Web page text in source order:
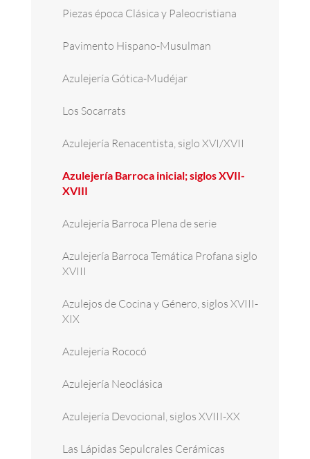
Piezas época Clásica y Paleocristiana
Pavimento Hispano-Musulman
Azulejería Gótica-Mudéjar
Los Socarrats
Azulejería Renacentista, siglo XVI/XVII
Azulejería Barroca inicial; siglos XVII-
XVIII
Azulejería Barroca Plena de serie
Azulejería Barroca Temática Profana siglo
XVIII
Azulejos de Cocina y Género, siglos XVIII-
XIX
Azulejería Rococó
Azulejería Neoclásica
Azulejería Devocional, siglos XVIII-XX
Las Lápidas Sepulcrales Cerámicas